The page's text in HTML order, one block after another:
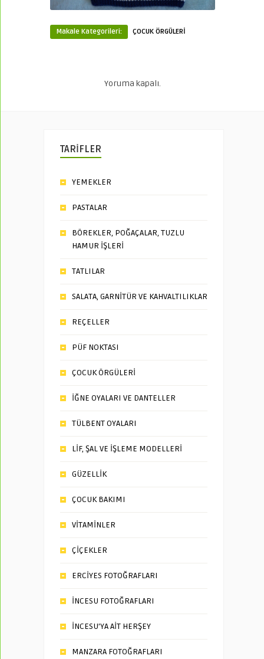
Makale Kategorileri: ÇOCUK ÖRGÜLERİ
Yoruma kapalı.
TARİFLER
YEMEKLER
PASTALAR
BÖREKLER, POĞAÇALAR, TUZLU
HAMUR İŞLERİ
TATLILAR
SALATA, GARNİTÜR VE KAHVALTILIKLAR
REÇELLER
PÜF NOKTASI
ÇOCUK ÖRGÜLERİ
İĞNE OYALARI VE DANTELLER
TÜLBENT OYALARI
LİF, ŞAL VE İŞLEME MODELLERİ
GÜZELLİK
ÇOCUK BAKIMI
VİTAMİNLER
ÇİÇEKLER
ERCİYES FOTOĞRAFLARI
İNCESU FOTOĞRAFLARI
İNCESU’YA AİT HERŞEY
MANZARA FOTOĞRAFLARI